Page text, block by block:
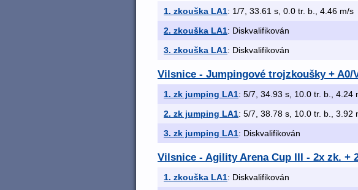
1. zkouška LA1: 1/7, 33.61 s, 0.0 tr. b., 4.46 m/s
2. zkouška LA1: Diskvalifikován
3. zkouška LA1: Diskvalifikován
Vilsnice - Jumpingové trojzkoušky + A0/
1. zk jumping LA1: 5/7, 34.93 s, 10.0 tr. b., 4.24
2. zk jumping LA1: 5/7, 38.78 s, 10.0 tr. b., 3.92
3. zk jumping LA1: Diskvalifikován
Vilsnice - Agility Arena Cup III - 2x zk. +
1. zkouška LA1: Diskvalifikován